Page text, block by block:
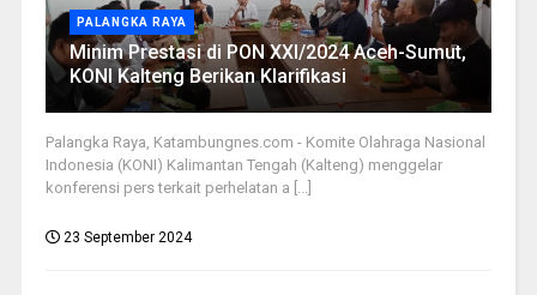
PALANGKA RAYA
Minim Prestasi di PON XXI/2024 Aceh-Sumut,
KONI Kalteng Berikan Klarifikasi
Palangka Raya, Katambungnes.com - Komite Olahraga Nasional
Indonesia (KONI) Kalimantan Tengah (Kalteng) menggelar
konferensi pers terkait perhelatan a [...]
23 September 2024